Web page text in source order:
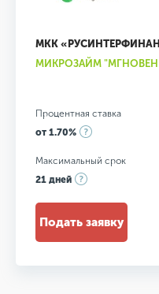
МКК
МИКРОЗАЙМ
Процентная ставка
от 1.70%
Максимальный срок
21 дней
Подать заявку